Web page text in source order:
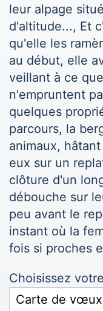
leur alpage
d'altitude..., Et
qu'elle les
au début, elle
veillant à ce
n'empruntent
quelques
parcours, la
animaux,
eux sur un
clôture d'un
débouche sur
peu avant le
instant où la
fois si proches
Choisissez